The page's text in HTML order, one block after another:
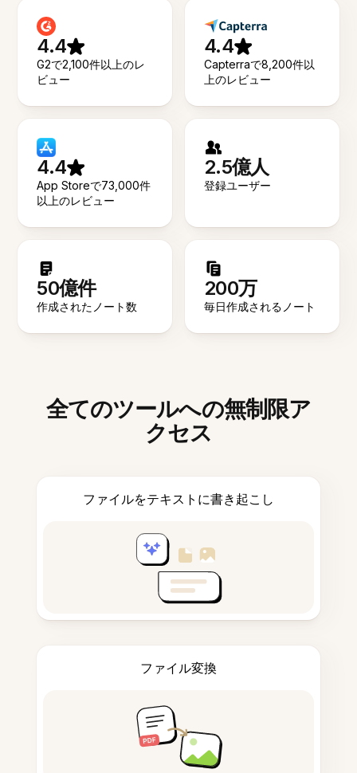
4.4
G2で2,100件以上のレ
ビュー
4.4
Capterraで8,200件以
上のレビュー
4.4
App Storeで73,000件
以上のレビュー
2.5億人
登録ユーザー
50億件
作成されたノート数
200万
毎日作成されるノート
全てのツールへの無制限ア
クセス
ファイルをテキストに書き起こし
ファイル変換